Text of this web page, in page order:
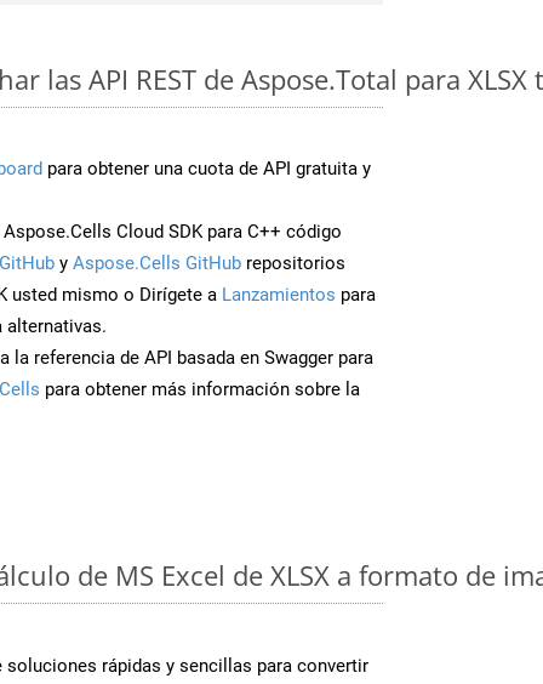
las API REST de Aspose.Total para XLSX
para obtener una cuota de API gratuita y
Cloud SDK para C++ código
y Aspose.Cells GitHub repositorios
usted mismo o Dirígete a Lanzamientos para
alternativas.
la referencia de API basada en Swagger para
para obtener más información sobre la
de MS Excel de XLSX a formato de
soluciones rápidas y sencillas para convertir